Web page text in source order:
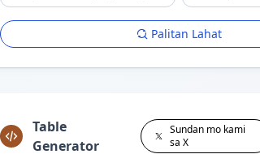
Palitan Lahat
Table
Generator
Sundan mo kami
sa X